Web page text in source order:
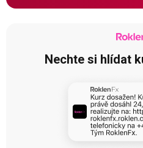
Nechte si hlídat